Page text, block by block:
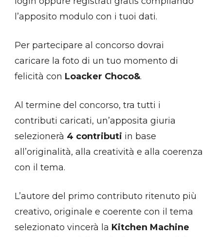
l’apposito modulo con i tuoi dati.
Per partecipare al concorso dovrai
caricare la foto di un tuo momento di
felicità con Loacker Choco&.
Al termine del concorso, tra tutti i
contributi caricati, un’apposita giuria
selezionerà 4 contributi in base
all’originalità, alla creatività e alla coerenza
con il tema.
L’autore del primo contributo ritenuto più
creativo, originale e coerente con il tema
selezionato vincerà la Kitchen Machine